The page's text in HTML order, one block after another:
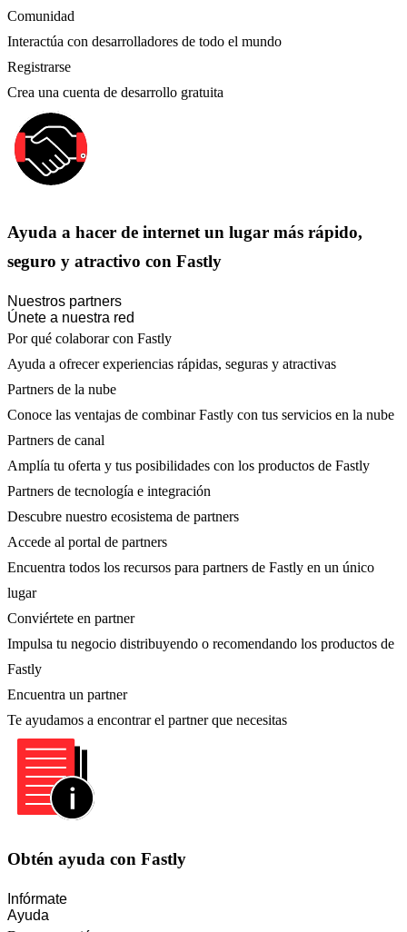
Comunidad
Interactúa con desarrolladores de todo el mundo
Registrarse
Crea una cuenta de desarrollo gratuita
Ayuda a hacer de internet un lugar más rápido,
seguro y atractivo con Fastly
Nuestros partners
Únete a nuestra red
Por qué colaborar con Fastly
Ayuda a ofrecer experiencias rápidas, seguras y atractivas
Partners de la nube
Conoce las ventajas de combinar Fastly con tus servicios en la nube
Partners de canal
Amplía tu oferta y tus posibilidades con los productos de Fastly
Partners de tecnología e integración
Descubre nuestro ecosistema de partners
Accede al portal de partners
Encuentra todos los recursos para partners de Fastly en un único
lugar
Conviértete en partner
Impulsa tu negocio distribuyendo o recomendando los productos de
Fastly
Encuentra un partner
Te ayudamos a encontrar el partner que necesitas
Obtén ayuda con Fastly
Infórmate
Ayuda